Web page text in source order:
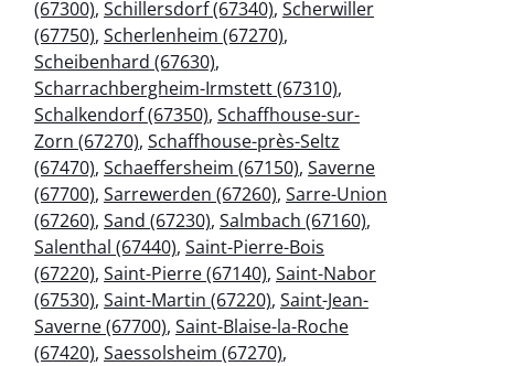
(67300), Schillersdorf (67340), Scherwiller
(67750), Scherlenheim (67270),
Scheibenhard (67630),
Scharrachbergheim-Irmstett (67310),
Schalkendorf (67350), Schaffhouse-sur-
Zorn (67270), Schaffhouse-près-Seltz
(67470), Schaeffersheim (67150), Saverne
(67700), Sarrewerden (67260), Sarre-Union
(67260), Sand (67230), Salmbach (67160),
Salenthal (67440), Saint-Pierre-Bois
(67220), Saint-Pierre (67140), Saint-Nabor
(67530), Saint-Martin (67220), Saint-Jean-
Saverne (67700), Saint-Blaise-la-Roche
(67420), Saessolsheim (67270),